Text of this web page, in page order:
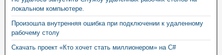
локальном компьютере.
Произошла внутренняя ошибка при подключении к удаленному
рабочему столу
Скачать проект «Кто хочет стать миллионером» на C#